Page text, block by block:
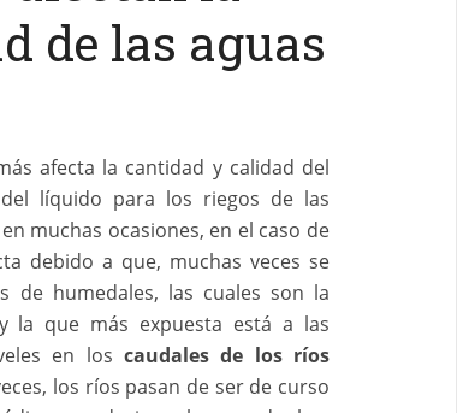
de las aguas
afecta la cantidad y calidad del
líquido para los riegos de las
muchas ocasiones, en el caso de
debido a que, muchas veces se
de humedales, las cuales son la
la que más expuesta está a las
en los caudales de los ríos
los ríos pasan de ser de curso